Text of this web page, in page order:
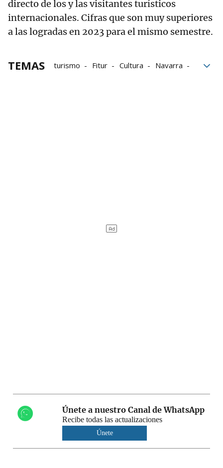
directo de los y las visitantes turísticos
internacionales. Cifras que son muy superiores
a las logradas en 2023 para el mismo semestre.
TEMAS turismo Fitur Cultura
Navarra
Únete a nuestro Canal de WhatsApp
Recibe todas las actualizaciones
Únete